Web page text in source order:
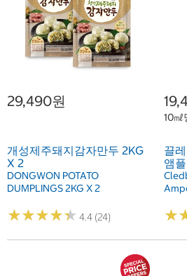
29,490원
개성제주돼지감자만두 2KG
X 2
DONGWON POTATO
DUMPLINGS 2KG X 2
★★★★★
★★★★★ 4.4 (24)
10㎖
끌
앰
★
★